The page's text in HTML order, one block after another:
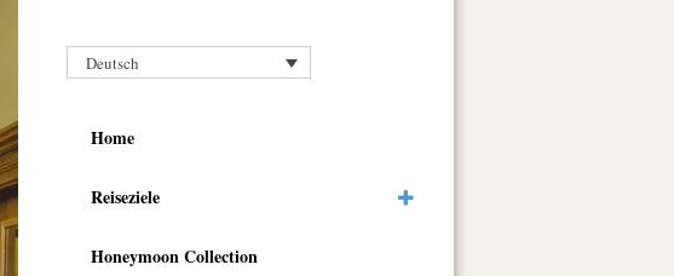
Deutsch
Home
Reiseziele
Honeymoon Collection